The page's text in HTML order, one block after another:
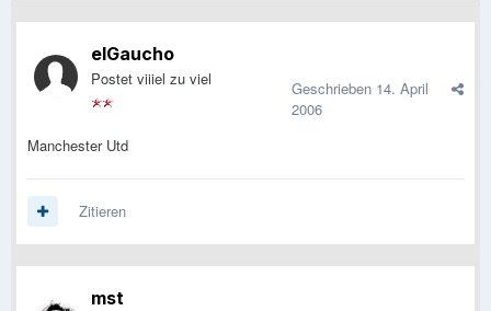
elGaucho
Postet viiiel zu viel Geschrieben 14. April
2006
Manchester Utd
Zitieren
mst